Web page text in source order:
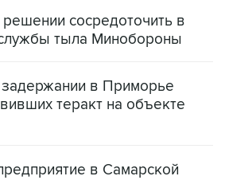
сосредоточить в
тыла Минобороны
в Приморье
теракт на объекте
в Самарской